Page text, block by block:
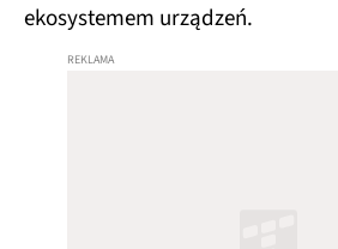
ekosystemem urządzeń.